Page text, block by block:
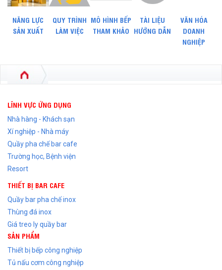
NĂNG LỰC
SẢN XUẤT
QUY TRÌNH
LÀM VIỆC
MÔ HÌNH BẾP
THAM KHẢO
TÀI LIỆU
HƯỚNG DẪN
VĂN HÓA
DOANH
NGHIỆP
LĨNH VỰC ỨNG DỤNG
Nhà hàng - Khách sạn
Xí nghiệp - Nhà máy
Quầy pha chế bar cafe
Trường học, Bệnh viện
Resort
THIẾT BỊ BAR CAFE
Quầy bar pha chế inox
Thùng đá inox
Giá treo ly quầy bar
SẢN PHẨM
Thiết bị bếp công nghiệp
Tủ nấu cơm công nghiệp